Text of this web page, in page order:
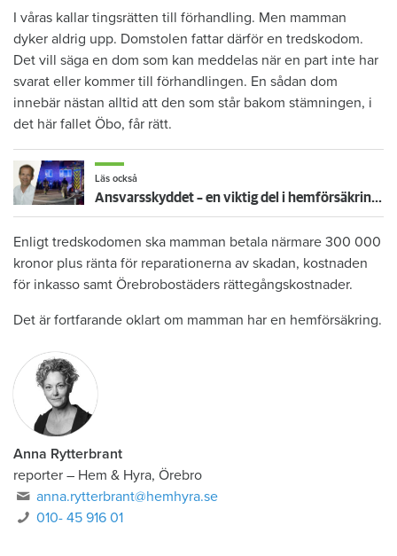
I våras kallar tingsrätten till förhandling. Men mamman
dyker aldrig upp. Domstolen fattar därför en tredskodom.
Det vill säga en dom som kan meddelas när en part inte har
svarat eller kommer till förhandlingen. En sådan dom
innebär nästan alltid att den som står bakom stämningen, i
det här fallet Öbo, får rätt.
Läs också
Ansvarsskyddet – en viktig del i hemförsäkringen
Enligt tredskodomen ska mamman betala närmare 300 000
kronor plus ränta för reparationerna av skadan, kostnaden
för inkasso samt Örebrobostäders rättegångskostnader.
Det är fortfarande oklart om mamman har en hemförsäkring.
Anna Rytterbrant
reporter – Hem & Hyra, Örebro
anna.rytterbrant@hemhyra.se
010- 45 916 01